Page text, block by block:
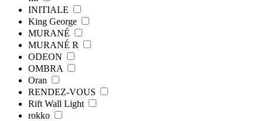
INITIALE
King George
MURANÉ
MURANÉ R
ODEON
OMBRA
Oran
RENDEZ-VOUS
Rift Wall Light
rokko